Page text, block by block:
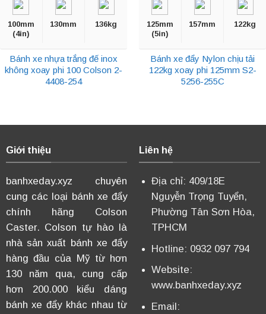
100mm
(4in)
130mm 136kg
Bánh xe nhựa trắng đế inox
không xoay phi 100 Colson 2-
4408-254
125mm
(5in)
157mm 122kg
Bánh xe đẩy Nylon chịu tải
122kg xoay phi 125mm S2-
5256-255C
Giới thiệu
banhxeday.xyz chuyên
cung các loại bánh xe đẩy
chính hãng Colson
Caster. Colson tự hào là
nhà sản xuất bánh xe đẩy
hàng đầu của Mỹ từ hơn
130 năm qua, cung cấp
hơn 200.000 kiểu dáng
bánh xe đẩy khác nhau từ
Liên hệ
Địa chỉ: 409/18E
Nguyễn Trọng Tuyển,
Phường Tân Sơn Hòa,
TPHCM
Hotline: 0932 097 794
Website:
www.banhxeday.xyz
Email: